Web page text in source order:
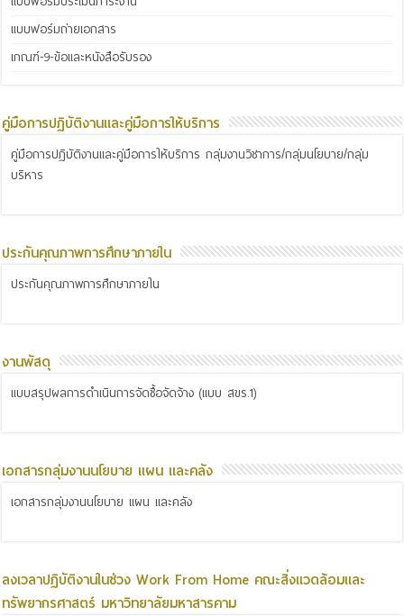
แบบฟอร์มถ่ายเอกสาร
เกณฑ์-9-ข้อและหนังสือรับรอง
คู่มือการปฏิบัติงานและคู่มือการให้บริการ
คู่มือการปฏิบัติงานและคู่มือการให้บริการ กลุ่มงานวิชาการ/กลุ่มนโยบาย/กลุ่ม
บริหาร
ประกันคุณภาพการศึกษาภายใน
ประกันคุณภาพการศึกษาภายใน
งานพัสดุ
แบบสรุปผลการดำเนินการจัดซื้อจัดจ้าง (แบบ สขร.1)
เอกสารกลุ่มงานนโยบาย แผน และคลัง
เอกสารกลุ่มงานนโยบาย แผน และคลัง
ลงเวลาปฏิบัติงานในช่วง Work From Home คณะสิ่งแวดล้อมและ
ทรัพยากรศาสตร์ มหาวิทยาลัยมหาสารคาม